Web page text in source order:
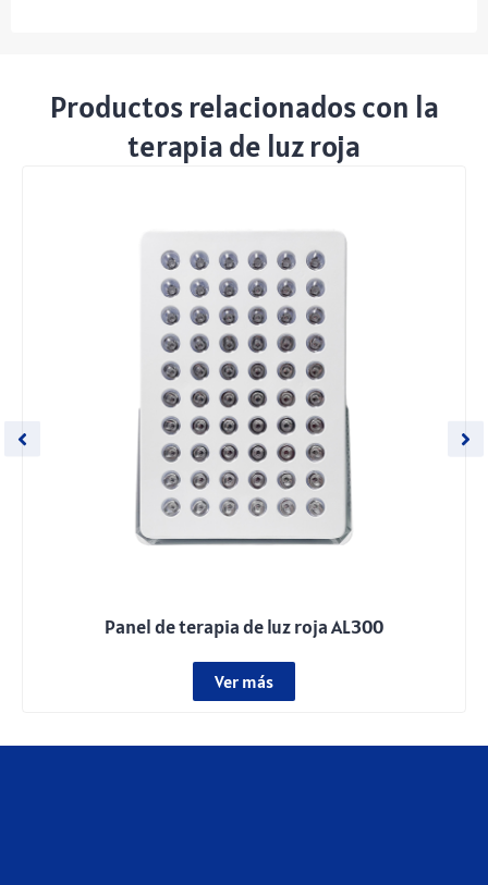
Productos relacionados con la
terapia de luz roja
Panel de terapia de luz roja AL300
Ver más